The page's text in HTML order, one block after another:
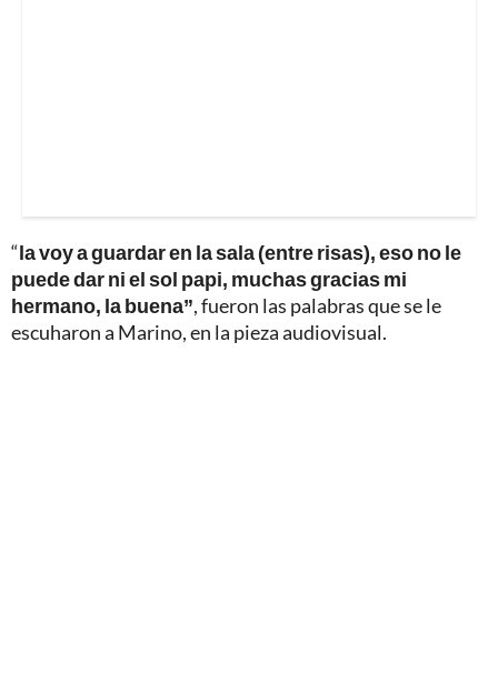
“la voy a guardar en la sala (entre risas), eso no le
puede dar ni el sol papi, muchas gracias mi
hermano, la buena”, fueron las palabras que se le
escuharon a Marino, en la pieza audiovisual.